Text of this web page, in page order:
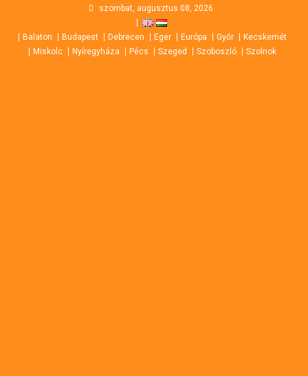
content
szombat, augusztus 08, 2026
Balaton Budapest Debrecen Eger Európa Győr
Kecskemét
Miskolc
Nyíregyháza Pécs Szeged Szoboszló Szolnok